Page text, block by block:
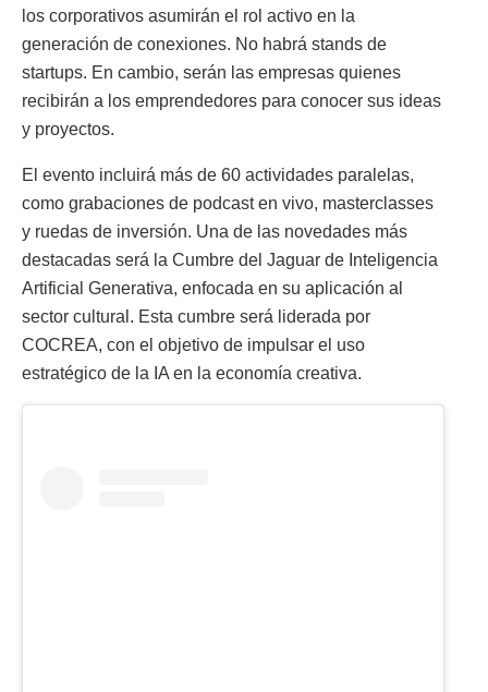
los corporativos asumirán el rol activo en la
generación de conexiones. No habrá stands de
startups. En cambio, serán las empresas quienes
recibirán a los emprendedores para conocer sus ideas
y proyectos.
El evento incluirá más de 60 actividades paralelas,
como grabaciones de podcast en vivo, masterclasses
y ruedas de inversión. Una de las novedades más
destacadas será la Cumbre del Jaguar de Inteligencia
Artificial Generativa, enfocada en su aplicación al
sector cultural. Esta cumbre será liderada por
COCREA, con el objetivo de impulsar el uso
estratégico de la IA en la economía creativa.